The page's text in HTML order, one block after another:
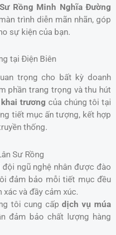
Rồng Minh Nghĩa Đường
trình diễn mãn nhãn, góp
sự kiện của bạn.
tại Điện Biên
trọng cho bất kỳ doanh
phần trang trọng và thu hút
trương của chúng tôi tại
tiết mục ấn tượng, kết hợp
thống.
Sư Rồng
đội ngũ nghệ nhân được đào
đảm bảo mỗi tiết mục đều
và đầy cảm xúc.
tôi cung cấpdịch vụ múa
đảm bảo chất lượng hàng